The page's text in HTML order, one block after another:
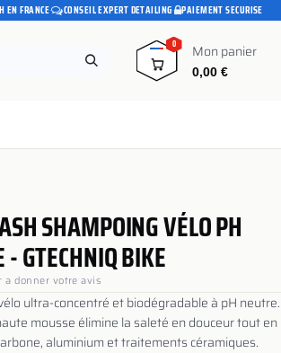
EN FRANCE· CONSEIL EXPERT DETAILING· PAIEMENT SECURISE
0 Mon panier
0,00€
SHAMPOING VÉLO PH
- GTECHNIQ BIKE
a donner votre avis
ultra-concentré et biodégradable à pH neutre.
mousse élimine la saleté en douceur tout en
aluminium et traitements céramiques.